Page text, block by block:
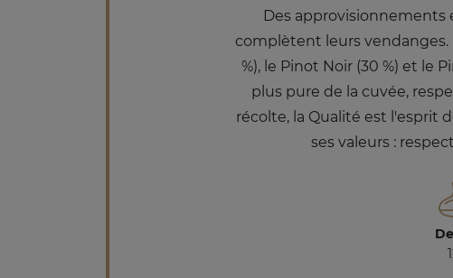
Des approvisionnements
complètent leurs vendanges.
%), le Pinot Noir (30 %) et le
plus pure de la cuvée,
récolte, la Qualité est l'esprit
ses valeurs :